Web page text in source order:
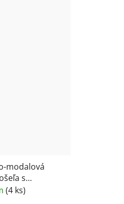
modalová
s
- Vamp 24045
(4 ks)